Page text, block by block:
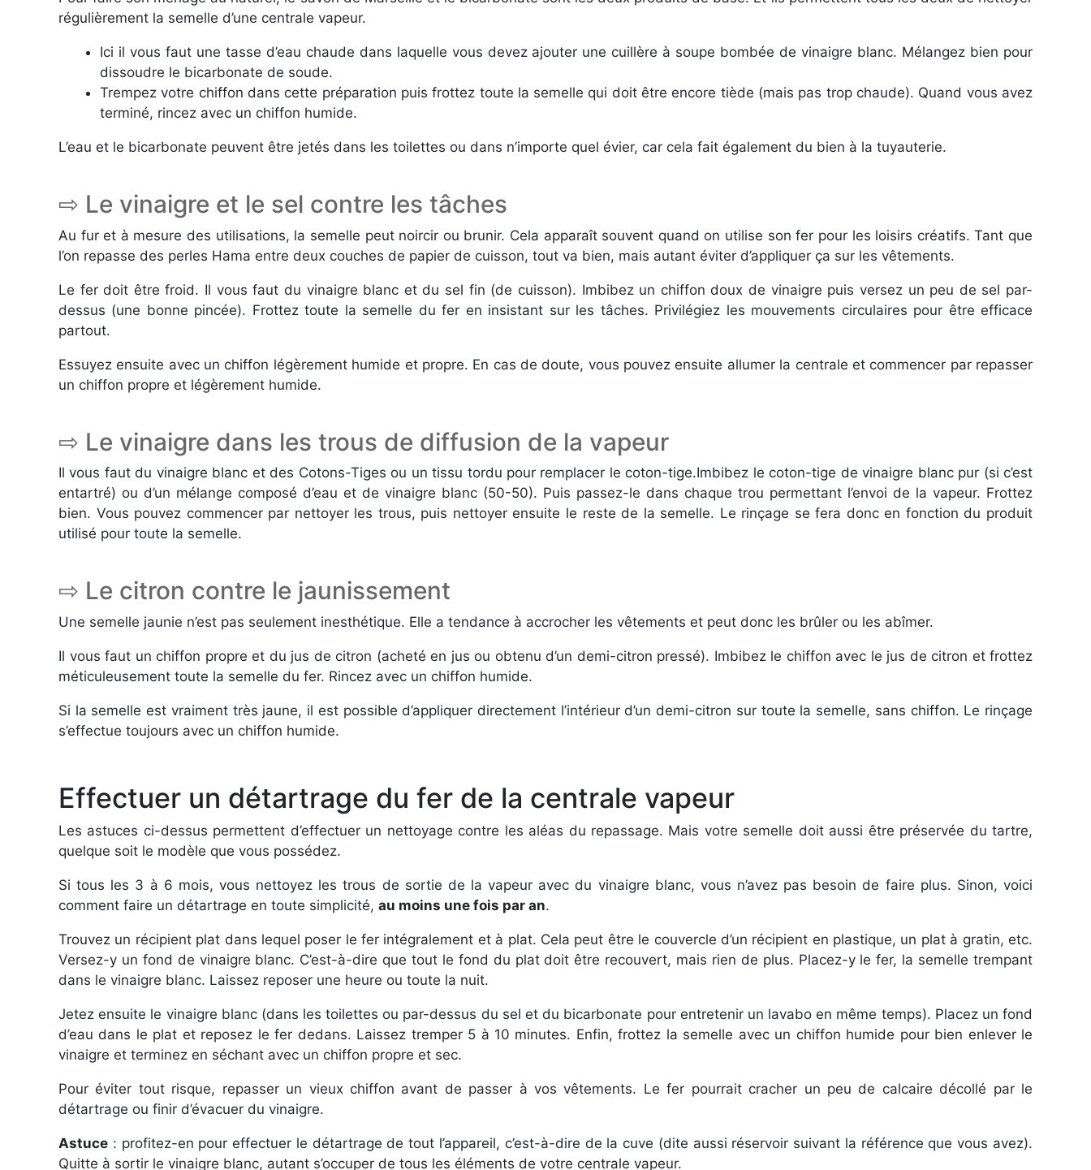
régulièrement la semelle d’une centrale vapeur.
Ici il vous faut une tasse d’eau chaude dans laquelle vous devez ajouter une cuillère à soupe bombée de vinaigre blanc. Mélangez bien pour
dissoudre le bicarbonate de soude.
Trempez votre chiffon dans cette préparation puis frottez toute la semelle qui doit être encore tiède (mais pas trop chaude). Quand vous avez
terminé, rincez avec un chiffon humide.
L’eau et le bicarbonate peuvent être jetés dans les toilettes ou dans n’importe quel évier, car cela fait également du bien à la tuyauterie.
⇨ Le vinaigre et le sel contre les tâches
Au fur et à mesure des utilisations, la semelle peut noircir ou brunir. Cela apparaît souvent quand on utilise son fer pour les loisirs créatifs. Tant que
l’on repasse des perles Hama entre deux couches de papier de cuisson, tout va bien, mais autant éviter d’appliquer ça sur les vêtements.
Le fer doit être froid. Il vous faut du vinaigre blanc et du sel fin (de cuisson). Imbibez un chiffon doux de vinaigre puis versez un peu de sel par-
dessus (une bonne pincée). Frottez toute la semelle du fer en insistant sur les tâches. Privilégiez les mouvements circulaires pour être efficace
partout.
Essuyez ensuite avec un chiffon légèrement humide et propre. En cas de doute, vous pouvez ensuite allumer la centrale et commencer par repasser
un chiffon propre et légèrement humide.
⇨ Le vinaigre dans les trous de diffusion de la vapeur
Il vous faut du vinaigre blanc et des Cotons-Tiges ou un tissu tordu pour remplacer le coton-tige.Imbibez le coton-tige de vinaigre blanc pur (si c’est
entartré) ou d’un mélange composé d’eau et de vinaigre blanc (50-50). Puis passez-le dans chaque trou permettant l’envoi de la vapeur. Frottez
bien. Vous pouvez commencer par nettoyer les trous, puis nettoyer ensuite le reste de la semelle. Le rinçage se fera donc en fonction du produit
utilisé pour toute la semelle.
⇨ Le citron contre le jaunissement
Une semelle jaunie n’est pas seulement inesthétique. Elle a tendance à accrocher les vêtements et peut donc les brûler ou les abîmer.
Il vous faut un chiffon propre et du jus de citron (acheté en jus ou obtenu d’un demi-citron pressé). Imbibez le chiffon avec le jus de citron et frottez
méticuleusement toute la semelle du fer. Rincez avec un chiffon humide.
Si la semelle est vraiment très jaune, il est possible d’appliquer directement l’intérieur d’un demi-citron sur toute la semelle, sans chiffon. Le rinçage
s’effectue toujours avec un chiffon humide.
Effectuer un détartrage du fer de la centrale vapeur
Les astuces ci-dessus permettent d’effectuer un nettoyage contre les aléas du repassage. Mais votre semelle doit aussi être préservée du tartre,
quelque soit le modèle que vous possédez.
Si tous les 3 à 6 mois, vous nettoyez les trous de sortie de la vapeur avec du vinaigre blanc, vous n’avez pas besoin de faire plus. Sinon, voici
comment faire un détartrage en toute simplicité, au moins une fois par an.
Trouvez un récipient plat dans lequel poser le fer intégralement et à plat. Cela peut être le couvercle d’un récipient en plastique, un plat à gratin, etc.
Versez-y un fond de vinaigre blanc. C’est-à-dire que tout le fond du plat doit être recouvert, mais rien de plus. Placez-y le fer, la semelle trempant
dans le vinaigre blanc. Laissez reposer une heure ou toute la nuit.
Jetez ensuite le vinaigre blanc (dans les toilettes ou par-dessus du sel et du bicarbonate pour entretenir un lavabo en même temps). Placez un fond
d’eau dans le plat et reposez le fer dedans. Laissez tremper 5 à 10 minutes. Enfin, frottez la semelle avec un chiffon humide pour bien enlever le
vinaigre et terminez en séchant avec un chiffon propre et sec.
Pour éviter tout risque, repasser un vieux chiffon avant de passer à vos vêtements. Le fer pourrait cracher un peu de calcaire décollé par le
détartrage ou finir d’évacuer du vinaigre.
Astuce : profitez-en pour effectuer le détartrage de tout l’appareil, c’est-à-dire de la cuve (dite aussi réservoir suivant la référence que vous avez).
Quitte à sortir le vinaigre blanc, autant s’occuper de tous les éléments de votre centrale vapeur.